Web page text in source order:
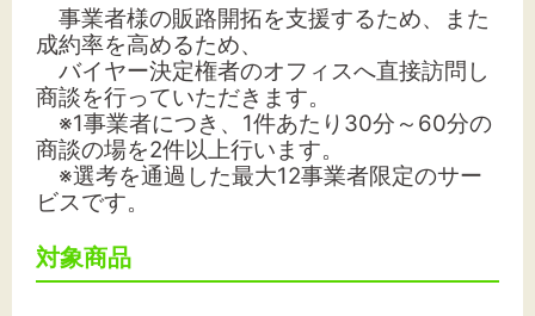
標準 拡大
背景色
黒 白 黄
事業者様の販路開拓を支援するため、また
成約率を高めるため、
バイヤー決定権者のオフィスへ直接訪問し
商談を行っていただきます。
※1事業者につき、1件あたり30分～60分の
商談の場を2件以上行います。
※選考を通過した最大12事業者限定のサー
ビスです。
対象商品